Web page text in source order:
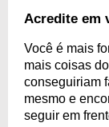
Acredite em
Você é mais
mais coisas
conseguiriam
mesmo e
seguir em